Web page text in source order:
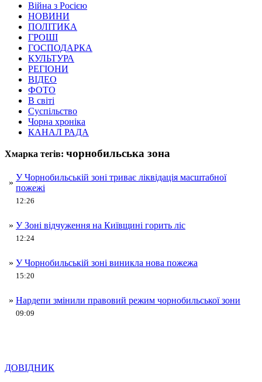
Війна з Росією
НОВИНИ
ПОЛІТИКА
ГРОШІ
ГОСПОДАРКА
КУЛЬТУРА
РЕГІОНИ
ВІДЕО
ФОТО
В світі
Суспільство
Чорна хроніка
КАНАЛ РАДА
Хмарка тегів: чорнобильська зона
»
У Чорнобильській зоні триває ліквідація масштабної
пожежі
12:26
» У Зоні відчуження на Київщині горить ліс
12:24
» У Чорнобильській зоні виникла нова пожежа
15:20
» Нардепи змінили правовий режим чорнобильської зони
09:09
ДОВІДНИК